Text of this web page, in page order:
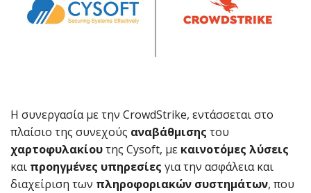
Η συνεργασία με την CrowdStrike, εντάσσεται στο
πλαίσιο της συνεχούς αναβάθμισης του
χαρτοφυλακίουτης Cysoft, με καινοτόμες λύσεις
και προηγμένες υπηρεσίες για την ασφάλεια και
διαχείριση των πληροφοριακών συστημάτων, που